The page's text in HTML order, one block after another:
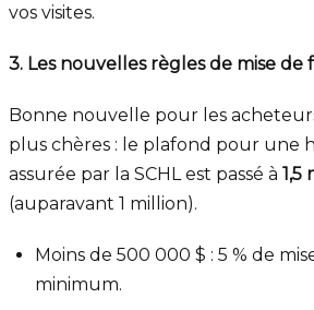
vos visites.
3. Les nouvelles règles de mise de
Bonne nouvelle pour les
plus chères : le plafond pour une
assurée par la SCHL est passé à 1,5
(auparavant 1 million).
Moins de 500 000 $ : 5 % de
minimum.